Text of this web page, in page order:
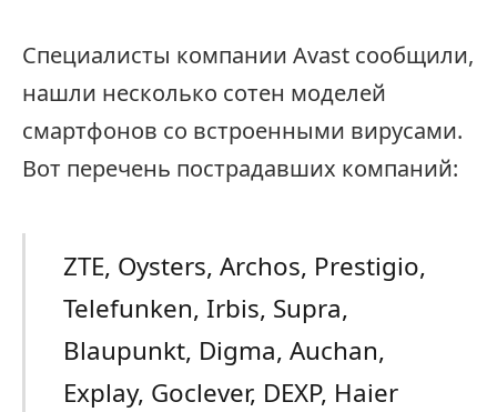
Специалисты компании Avast сообщили,
нашли несколько сотен моделей
смартфонов со встроенными вирусами.
Вот перечень пострадавших компаний:
ZTE, Oysters, Archos, Prestigio,
Telefunken, Irbis, Supra,
Blaupunkt, Digma, Auchan,
Explay, Goclever, DEXP, Haier